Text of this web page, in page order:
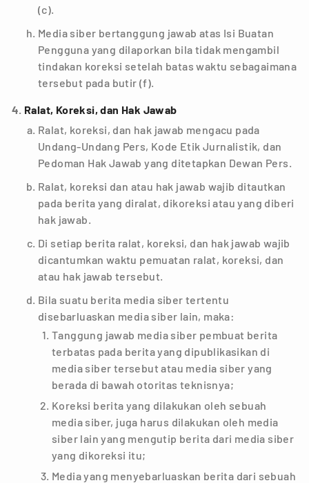
(c).
Media siber bertanggung jawab atas Isi Buatan
Pengguna yang dilaporkan bila tidak mengambil
tindakan koreksi setelah batas waktu sebagaimana
tersebut pada butir (f).
Ralat, Koreksi, dan Hak Jawab
Ralat, koreksi, dan hak jawab mengacu pada
Undang-Undang Pers, Kode Etik Jurnalistik, dan
Pedoman Hak Jawab yang ditetapkan Dewan Pers.
Ralat, koreksi dan atau hak jawab wajib ditautkan
pada berita yang diralat, dikoreksi atau yang diberi
hak jawab.
Di setiap berita ralat, koreksi, dan hak jawab wajib
dicantumkan waktu pemuatan ralat, koreksi, dan
atau hak jawab tersebut.
Bila suatu berita media siber tertentu
disebarluaskan media siber lain, maka:
Tanggung jawab media siber pembuat berita
terbatas pada berita yang dipublikasikan di
media siber tersebut atau media siber yang
berada di bawah otoritas teknisnya;
Koreksi berita yang dilakukan oleh sebuah
media siber, juga harus dilakukan oleh media
siber lain yang mengutip berita dari media siber
yang dikoreksi itu;
Media yang menyebarluaskan berita dari sebuah